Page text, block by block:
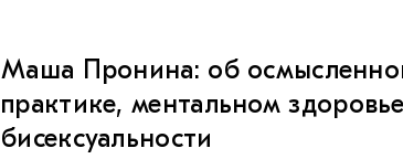
Маша Пронина: об
практике, ментальном
бисексуальности